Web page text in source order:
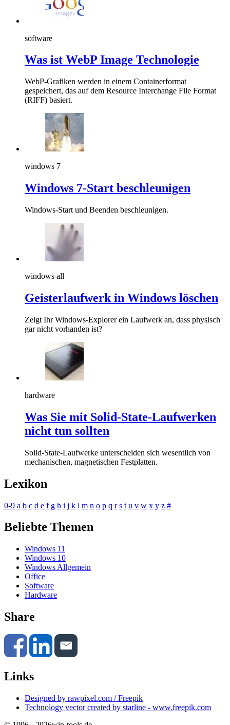
software
Was ist WebP Image Technologie
WebP-Grafiken werden in einem Containerformat
gespeichert, das auf dem Resource Interchange File Format
(RIFF) basiert.
windows 7
Windows 7-Start beschleunigen
Windows-Start und Beenden beschleunigen.
windows all
Geisterlaufwerk in Windows löschen
Zeigt Ihr Windows-Explorer ein Laufwerk an, dass physisch
gar nicht vorhanden ist?
hardware
Was Sie mit Solid-State-Laufwerken
nicht tun sollten
Solid-State-Laufwerke unterscheiden sich wesentlich von
mechanischen, magnetischen Festplatten.
Lexikon
0-9 a b c d e f g h i j k l m n o p q r s t u v w x y z #
Beliebte Themen
Windows 11
Windows 10
Windows Allgemein
Office
Software
Hardware
Share
Links
Designed by rawpixel.com / Freepik
Technology vector created by starline - www.freepik.com